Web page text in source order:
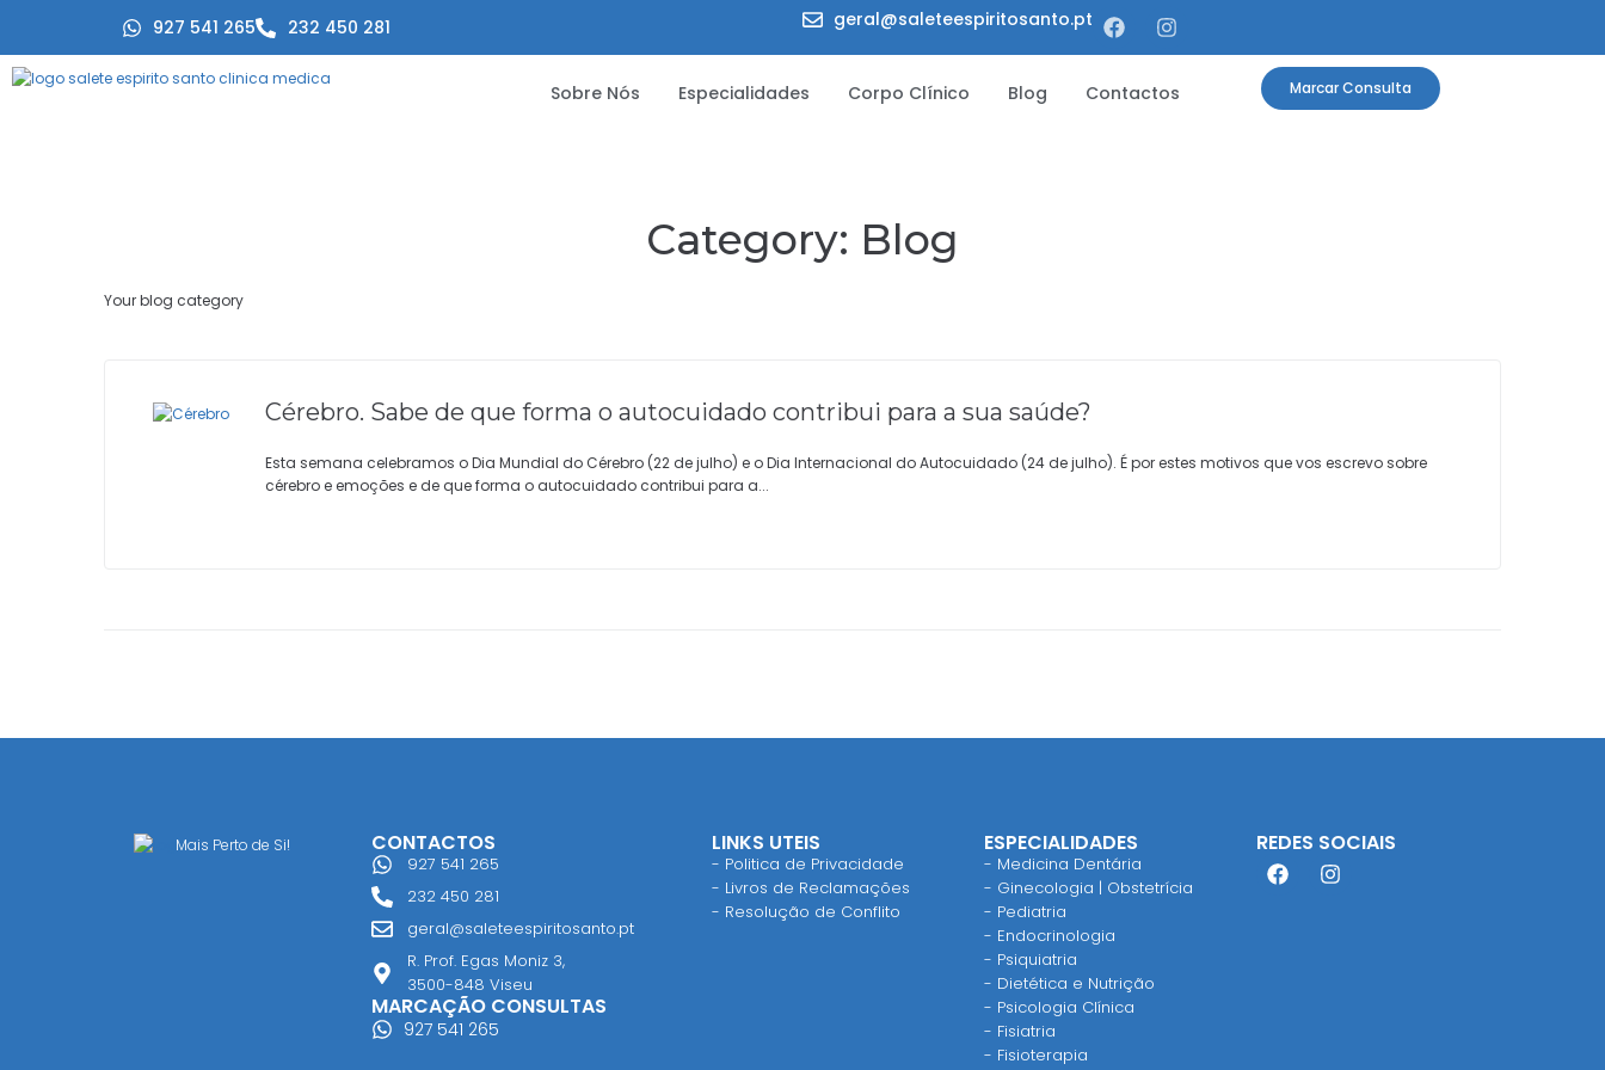
927 541 265 232 450 281 geral@saleteespiritosanto.pt
Sobre Nós Especialidades Corpo Clínico Blog Contactos Marcar Consulta
Category: Blog
Your blog category
Cérebro. Sabe de que forma o autocuidado contribui para a sua saúde?
Esta semana celebramos o Dia Mundial do Cérebro (22 de julho) e o Dia Internacional do Autocuidado (24 de julho). É por estes motivos que vos escrevo sobre
cérebro e emoções e de que forma o autocuidado contribui para a...
Mais Perto de Si! CONTACTOS
927 541 265
232 450 281
geral@saleteespiritosanto.pt
R. Prof. Egas Moniz 3,
3500-848 Viseu
MARCAÇÃO CONSULTAS
927 541 265
LINKS UTEIS
- Politica de Privacidade
- Livros de Reclamações
- Resolução de Conflito
ESPECIALIDADES
- Medicina Dentária
- Ginecologia | Obstetrícia
- Pediatria
- Endocrinologia
- Psiquiatria
- Dietética e Nutrição
- Psicologia Clínica
- Fisiatria
- Fisioterapia
REDES SOCIAIS